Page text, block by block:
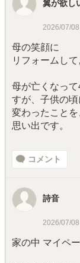
翼が欲し
2026/07/
母の笑顔に
リフォームし
母が亡くなっ
すが、子供の
変わったこと
思い出です。
コメント
詩音
2026/07/
家の中 マイペ